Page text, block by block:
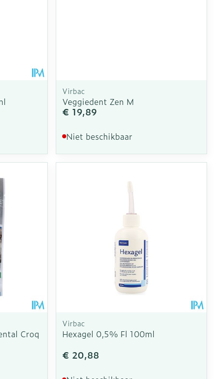
Virbac
Veggiedent Zen M
€ 19,89
Niet beschikbaar
Croq
Virbac
Hexagel 0,5% Fl 100ml
€ 20,88